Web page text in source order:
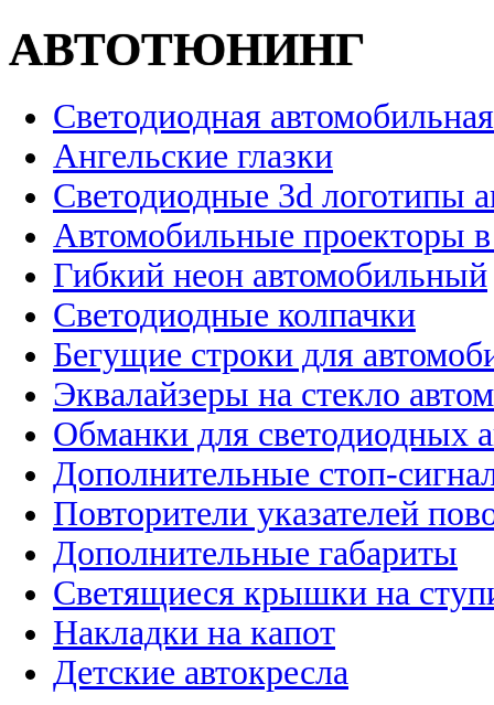
АВТОТЮНИНГ
Светодиодная
Ангельские глазки
Светодиодные 3d логотипы
Автомобильные проекторы
Гибкий неон автомобильный
Светодиодные колпачки
Бегущие строки для
Эквалайзеры на стекло
Обманки для светодиодных
Дополнительные стоп-
Повторители указателей
Дополнительные габариты
Светящиеся крышки на
Накладки на капот
Детские автокресла